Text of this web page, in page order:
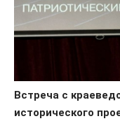
Встреча с
исторического